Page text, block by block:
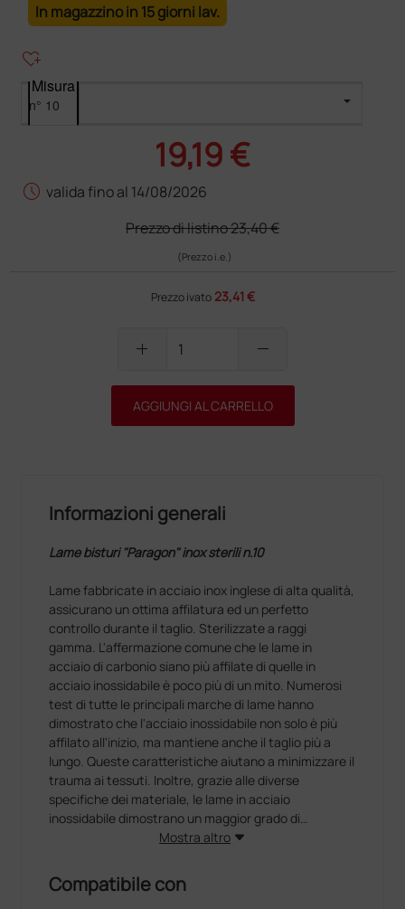
In magazzino in 15 giorni lav.
heart_plus
Misura
19,19 €
schedule valida fino al 14/08/2026
Prezzo di listino23,40 €
(Prezzo i.e.)
Prezzo ivato 23,41 €
add remove
AGGIUNGI AL CARRELLO
Informazioni generali
Lame bisturi "Paragon" inoxsterili n.10
Lame fabbricate in acciaio inox inglese di alta qualità,
assicurano un ottima affilatura ed un perfetto
controllo durante il taglio. Sterilizzate a raggi
gamma. L'affermazione comune che le lame in
acciaio di carbonio siano più affilate di quelle in
acciaio inossidabile è poco più di un mito. Numerosi
test di tutte le principali marche di lame hanno
dimostrato che l'acciaio inossidabile non solo è più
affilato all'inizio, ma mantiene anche il taglio più a
lungo. Queste caratteristiche aiutano a minimizzare il
trauma ai tessuti. Inoltre, grazie alle diverse
specifiche dei materiale, le lame in acciaio
inossidabile dimostrano un maggior grado di
flessibilità laterale, piegandosi visibilmente prima di
varie lame per permettere al chirurgo di familiarizzare
con il tocco e la sensibilità della particolare lama.
Mostra altro
Compatibile con